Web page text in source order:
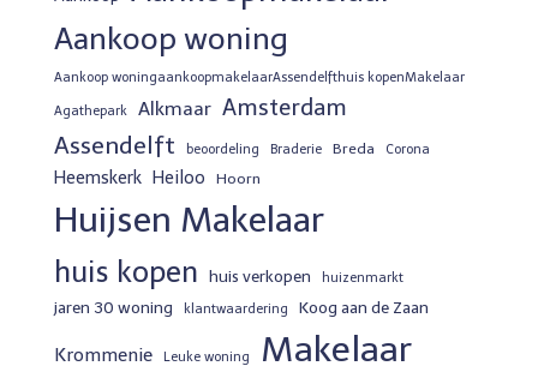
Aankoop woning
Aankoop woningaankoopmakelaarAssendelfthuis kopenMakelaar
Agathepark Alkmaar Amsterdam
Assendelft beoordeling Braderie Breda Corona
Heemskerk Heiloo Hoorn
Huijsen Makelaar
huis kopen huis verkopen huizenmarkt
jaren 30 woning klantwaardering Koog aan de Zaan
Krommenie Leuke woning Makelaar